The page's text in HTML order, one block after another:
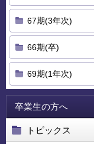
67期(3年次)
66期(卒)
69期(1年次)
卒業生の方へ
トピックス